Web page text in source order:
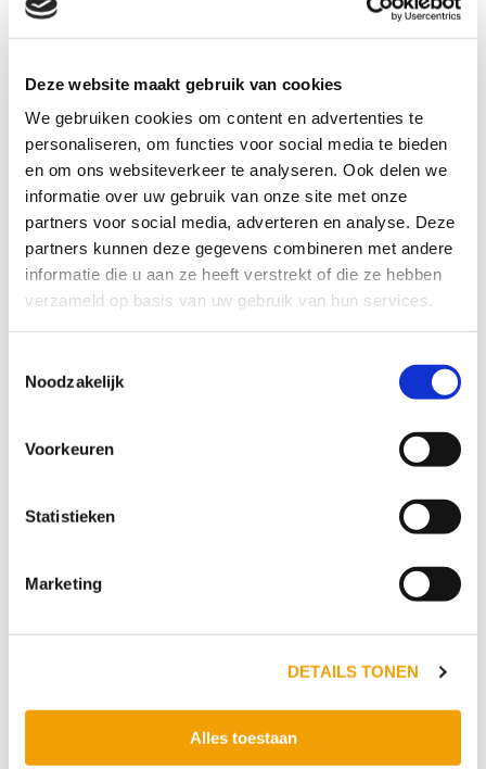
Deze website maakt gebruik van cookies
We gebruiken cookies om content en advertenties te
personaliseren, om functies voor social media te bieden
en om ons websiteverkeer te analyseren. Ook delen we
informatie over uw gebruik van onze site met onze
partners voor social media, adverteren en analyse. Deze
partners kunnen deze gegevens combineren met andere
informatie die u aan ze heeft verstrekt of die ze hebben
verzameld op basis van uw gebruik van hun services.
Noodzakelijk
Voorkeuren
Statistieken
Marketing
DETAILS TONEN
Alles toestaan
mailadres(Vereist)
Onderwerp(Vereist)
Opmerkingen
Versturen